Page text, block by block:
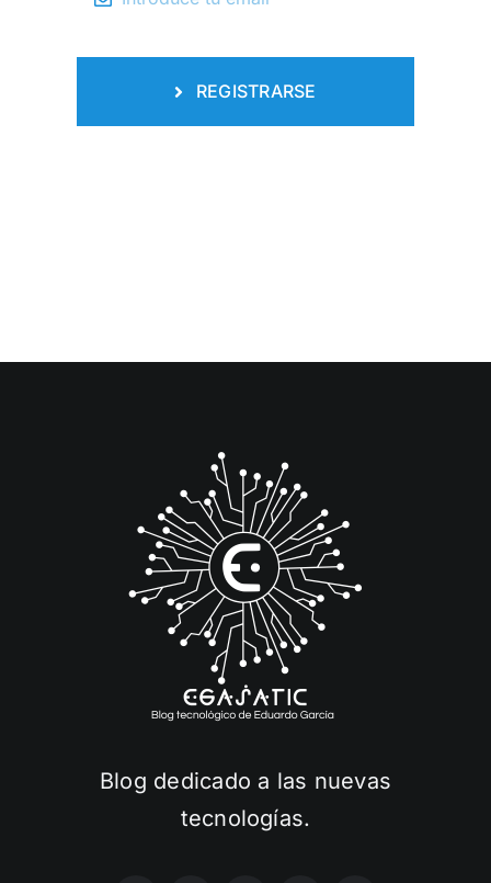
REGISTRARSE
Blog dedicado a las nuevas
tecnologías.